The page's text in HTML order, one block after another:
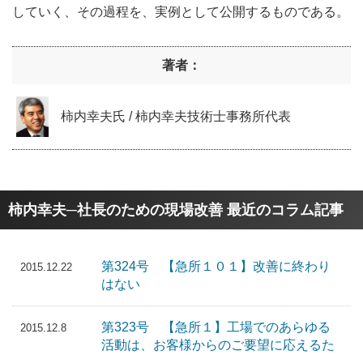
していく、その過程を、実例として公開するものである。
著者：
柿内幸夫氏 / 柿内幸夫技術士事務所代表
柿内幸夫─社長のための現場改善 最近のコラム記事
2015.12.22
第324号 【急所１０１】改善に終わり
はない
2015.12.8
第323号 【急所１】工場でのあらゆる
活動は、お客様からのご要望に応えるた